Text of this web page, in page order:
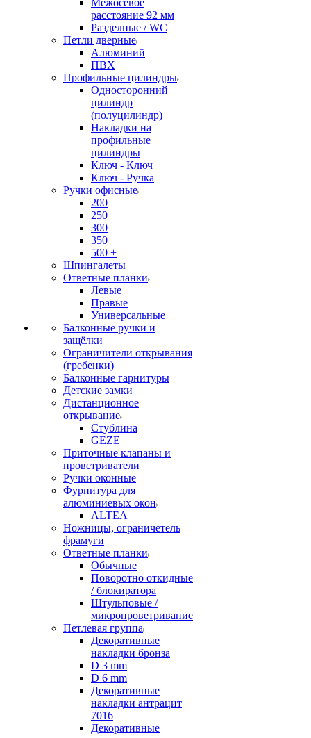
Межосевое
расстояние 92 мм
Разделные / WC
Петли дверные
Алюминий
ПВХ
Профильные цилиндры
Односторонний
цилиндр
(полуцилиндр)
Накладки на
профильные
цилиндры
Ключ - Ключ
Ключ - Ручка
Ручки офисные
200
250
300
350
500 +
Шпингалеты
Ответные планки
Левые
Правые
Универсальные
Балконные ручки и
защёлки
Ограничители открывания
(гребенки)
Балконные гарнитуры
Детские замки
Дистанционное
открывание
Стублина
GEZE
Приточные клапаны и
проветриватели
Ручки оконные
Фурнитура для
алюминиевых окон
ALTEA
Ножницы, ограничетель
фрамуги
Ответные планки
Обычные
Поворотно откидные
/ блокиратора
Штульповые /
микропроветривание
Петлевая группа
Декоративные
накладки бронза
D 3 mm
D 6 mm
Декоративные
накладки антрацит
7016
Декоративные